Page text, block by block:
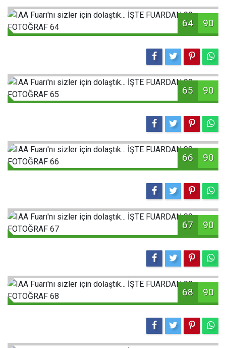
64 90
65 90
66 90
67 90
68 90